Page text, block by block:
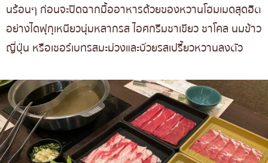
นร้อนๆ ก่อนจะปิดฉากมื้ออาหารด้วยของหวานโฮมเมดสุดฮิต
อย่างไดฟุกุเหนียวนุ่มหลากรส ไอศกรีมชาเขียว ชาโคล นมข้าว
ญี่ปุ่น หรือเชอร์เบทรสมะม่วงและบ๊วยรสเปรี้ยวหวานลงตัว